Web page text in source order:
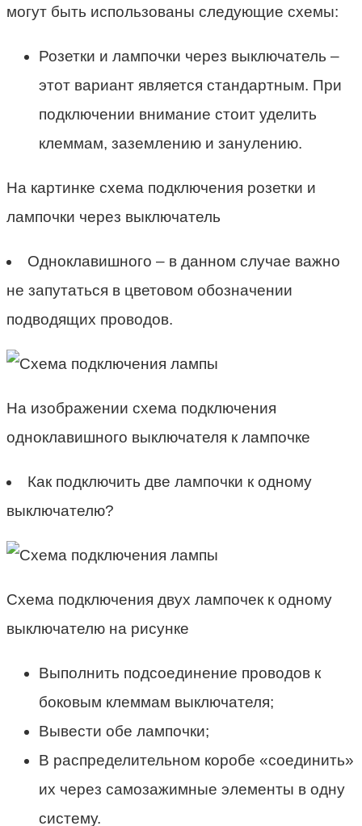
могут быть использованы следующие схемы:
Розетки и лампочки через выключатель –
этот вариант является стандартным. При
подключении внимание стоит уделить
клеммам, заземлению и занулению.
На картинке схема подключения розетки и
лампочки через выключатель
Одноклавишного – в данном случае важно
не запутаться в цветовом обозначении
подводящих проводов.
На изображении схема подключения
одноклавишного выключателя к лампочке
Как подключить две лампочки к одному
выключателю?
Схема подключения двух лампочек к одному
выключателю на рисунке
Выполнить подсоединение проводов к
боковым клеммам выключателя;
Вывести обе лампочки;
В распределительном коробе «соединить»
их через самозажимные элементы в одну
систему.